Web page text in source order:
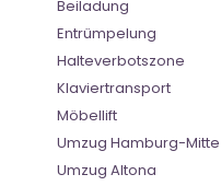
Beiladung
Entrümpelung
Halteverbotszone
Klaviertransport
Möbellift
Umzug Hamburg-Mitte
Umzug Altona